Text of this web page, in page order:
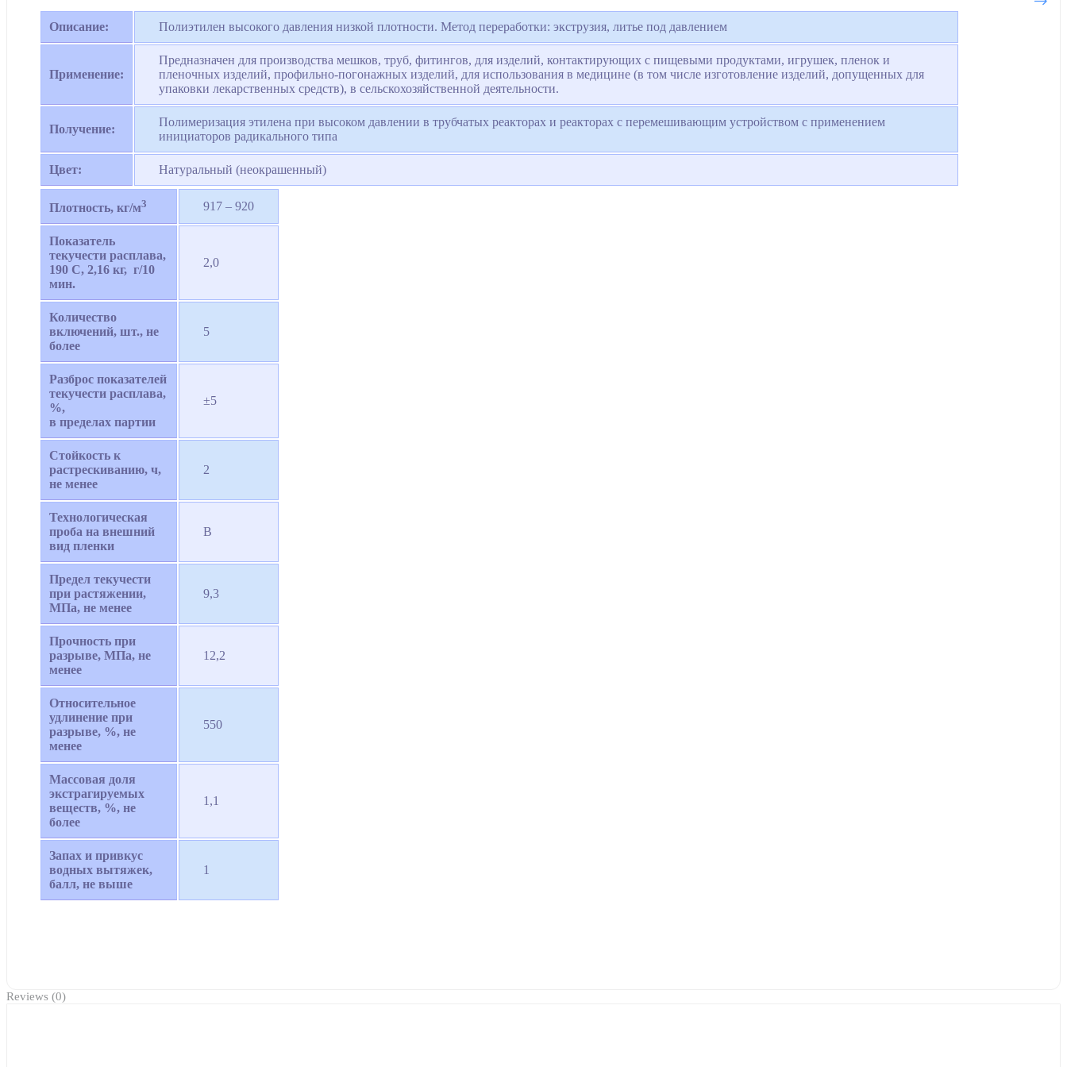
Описание: Полиэтилен высокого давления низкой плотности. Метод переработки: экструзия, литье под давлением
Применение:
Предназначен для производства мешков, труб, фитингов, для изделий, контактирующих с пищевыми продуктами, игрушек, пленок и
пленочных изделий, профильно-погонажных изделий, для использования в медицине (в том числе изготовление изделий, допущенных для
упаковки лекарственных средств), в сельскохозяйственной деятельности.
Получение:
Полимеризация этилена при высоком давлении в трубчатых реакторах и реакторах с перемешивающим устройством с применением
инициаторов радикального типа
Цвет: Натуральный (неокрашенный)
Плотность, кг/м3 917 – 920
Показатель
текучести расплава,
190 С, 2,16 кг, г/10
мин.
2,0
Количество
включений, шт., не
более
5
Разброс показателей
текучести расплава,
%,
в пределах партии
±5
Стойкость к
растрескиванию, ч,
не менее
2
Технологическая
проба на внешний
вид пленки
В
Предел текучести
при растяжении,
МПа, не менее
9,3
Прочность при
разрыве, МПа, не
менее
12,2
Относительное
удлинение при
разрыве, %, не
менее
550
Массовая доля
экстрагируемых
веществ, %, не
более
1,1
Запах и привкус
водных вытяжек,
балл, не выше
1
Reviews (0)